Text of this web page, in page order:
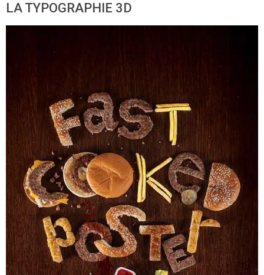
LA TYPOGRAPHIE 3D